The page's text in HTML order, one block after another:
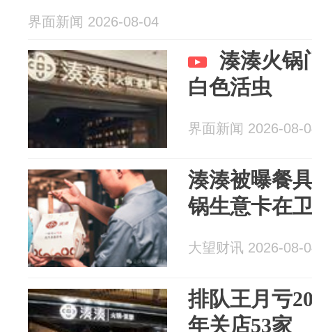
界面新闻 2026-08-04
湊湊火锅
白色活虫
界面新闻 2026-08-
湊湊被曝餐
锅生意卡在
大望财讯 2026-08-
排队王月亏
年关店53家